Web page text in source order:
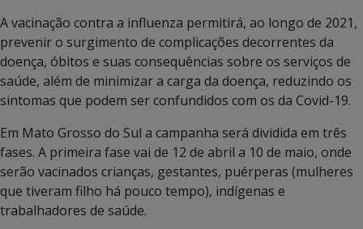
A vacinação contra a influenza permitirá, ao longo de 2021,
prevenir o surgimento de complicações decorrentes da
doença, óbitos e suas consequências sobre os serviços de
saúde, além de minimizar a carga da doença, reduzindo os
sintomas que podem ser confundidos com os da Covid-19.
Em Mato Grosso do Sul a campanha será dividida em três
fases. A primeira fase vai de 12 de abril a 10 de maio, onde
serão vacinados crianças, gestantes, puérperas (mulheres
que tiveram filho há pouco tempo), indígenas e
trabalhadores de saúde.